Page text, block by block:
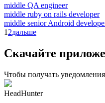
middle QA engineer
middle ruby on rails developer
middle senior Android
1 2дальше
Скачайте
Чтобы получать
HeadHunter